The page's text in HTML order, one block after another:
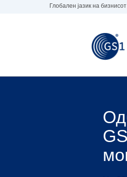
Глобален јазик на бизнисот